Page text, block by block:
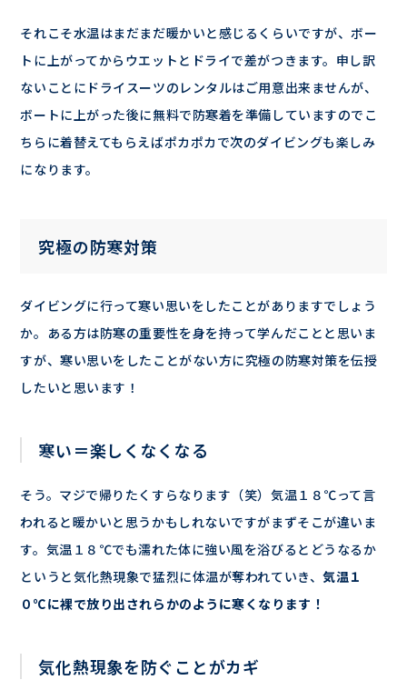
それこそ水温はまだまだ暖かいと感じるくらいですが、ボー
トに上がってからウエットとドライで差がつきます。申し訳
ないことにドライスーツのレンタルはご用意出来ませんが、
ボートに上がった後に無料で防寒着を準備していますのでこ
ちらに着替えてもらえばポカポカで次のダイビングも楽しみ
になります。
究極の防寒対策
ダイビングに行って寒い思いをしたことがありますでしょう
か。ある方は防寒の重要性を身を持って学んだことと思いま
すが、寒い思いをしたことがない方に究極の防寒対策を伝授
したいと思います！
寒い＝楽しくなくなる
そう。マジで帰りたくすらなります（笑）気温１８℃って言
われると暖かいと思うかもしれないですがまずそこが違いま
す。気温１８℃でも濡れた体に強い風を浴びるとどうなるか
というと気化熱現象で猛烈に体温が奪われていき、気温１
０℃に裸で放り出されらかのように寒くなります！
気化熱現象を防ぐことがカギ